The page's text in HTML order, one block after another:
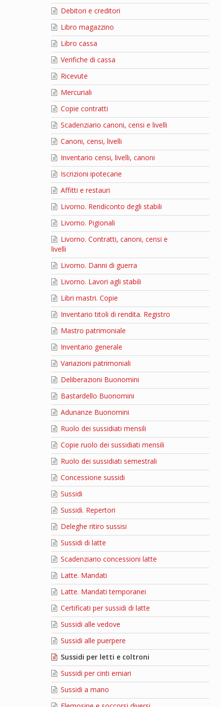
Debitori e creditori
Libro magazzino
Libro cassa
Verifiche di cassa
Ricevute
Mercuriali
Copie contratti
Scadenziario canoni, censi e livelli
Canoni, censi, livelli
Inventario censi, livelli, canoni
Iscrizioni ipotecarie
Affitti e restauri
Livorno. Rendiconto degli stabili
Livorno. Pigionali
Livorno. Contratti, canoni, censi e
livelli
Livorno. Danni di guerra
Livorno. Lavori agli stabili
Libri mastri. Copie
Inventario titoli di rendita. Registro
Mastro patrimoniale
Inventario generale
Variazioni patrimoniali
Deliberazioni Buonomini
Bastardello Buonomini
Adunanze Buonomini
Ruolo dei sussidiati mensili
Copie ruolo dei sussidiati mensili
Ruolo dei sussidiati semestrali
Concessione sussidi
Sussidi
Sussidi. Repertori
Deleghe ritiro sussisi
Sussidi di latte
Scadenziario concessioni latte
Latte. Mandati
Latte. Mandati temporanei
Certificati per sussidi di latte
Sussidi alle vedove
Sussidi alle puerpere
Sussidi per letti e coltroni
Sussidi per cinti erniari
Sussidi a mano